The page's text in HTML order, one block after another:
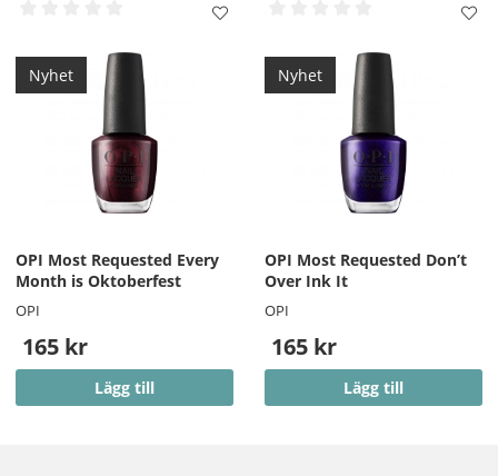
Nyhet
OPI Most Requested Every
Month is Oktoberfest
OPI
165 kr
Lägg till
Nyhet
OPI Most Requested Don’t
Over Ink It
OPI
165 kr
Lägg till